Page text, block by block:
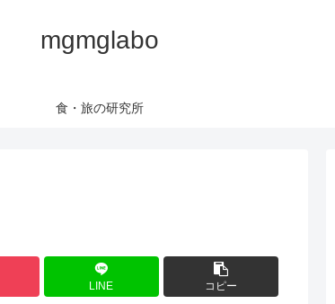
mgmglabo
食・旅の研究所
LINE コピー